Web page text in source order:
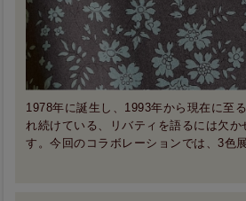
1978年に誕生し、1993年から現在に至
れ続けている、リバティを語るには欠
す。今回のコラボレーションでは、3色